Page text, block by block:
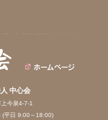
中心会
今泉4-7-1
平日 9:00～18:00)